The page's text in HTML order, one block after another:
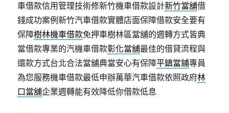
車借款信用管理技術修新竹機車借款設計新竹當舖借
錢成功案例新竹汽車借款實體店面保障借款安全要有
保障樹林機車借款免押車樹林區當舖的週轉方式皆典
當借款專業的汽機車借款彰化當舖最佳的借貸流程與
還款方式台北合法當舖典當安心有保障平鎮當鋪專員
為您服務機車借款最低申辦萬華汽車借款依照政府林
口當舖企業週轉能有效降低你借款低息